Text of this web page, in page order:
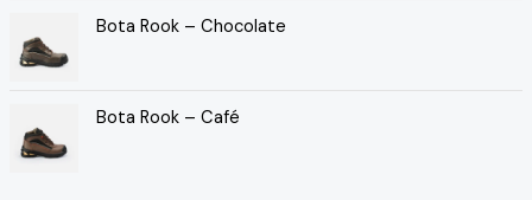
Bota Rook – Chocolate
Bota Rook – Café